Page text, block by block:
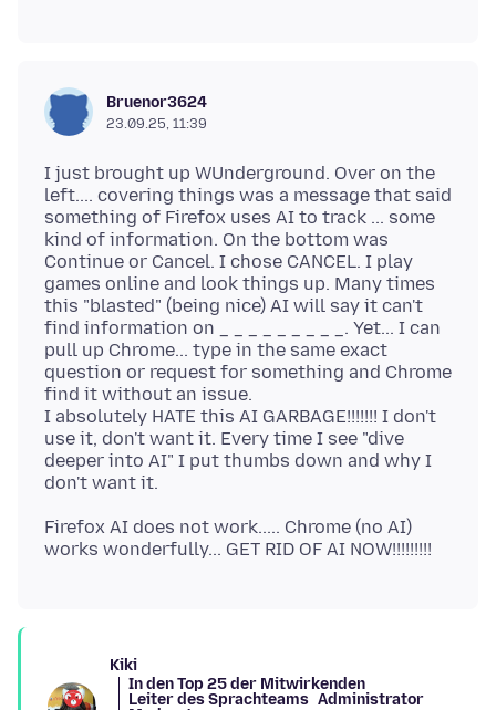
Bruenor3624
23.09.25, 11:39
I just brought up WUnderground. Over on the
left.... covering things was a message that said
something of Firefox uses AI to track ... some
kind of information. On the bottom was
Continue or Cancel. I chose CANCEL. I play
games online and look things up. Many times
this "blasted" (being nice) AI will say it can't
find information on _ _ _ _ _ _ _ _ _. Yet... I can
pull up Chrome... type in the same exact
question or request for something and Chrome
find it without an issue.
I absolutely HATE this AI GARBAGE!!!!!!! I don't
use it, don't want it. Every time I see "dive
deeper into AI" I put thumbs down and why I
Firefox AI does not work..... Chrome (no AI)
Kiki
In den Top 25 der Mitwirkenden
Leiter des Sprachteams Administrator